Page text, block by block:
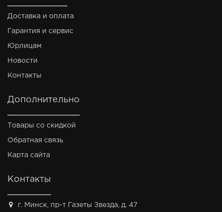
Доставка и оплата
Гарантия и сервис
Юрлицам
Новости
Контакты
Дополнительно
Товары со скидкой
Обратная связь
Карта сайта
Контакты
г. Минск, пр-т Газеты Звезда, д. 47